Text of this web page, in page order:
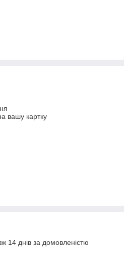
вашу картку
14 днів за домовленістю